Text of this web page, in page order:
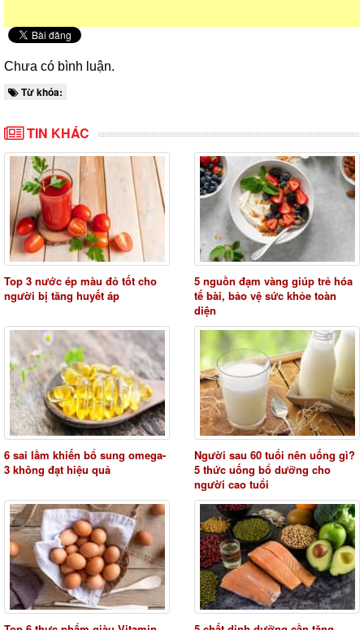
Chưa có bình luận.
Từ khóa:
TIN KHÁC
Top 3 nước ép màu đỏ tốt cho
người bị tăng huyết áp
5 nguồn đạm vàng giúp trẻ hóa
tế bài, bảo vệ sức khỏe toàn
diện
6 sai lầm khiến bổ sung omega-
3 không đạt hiệu quả
Người sau 60 tuổi nên uống gì?
5 thức uống bổ dưỡng cho
người cao tuổi